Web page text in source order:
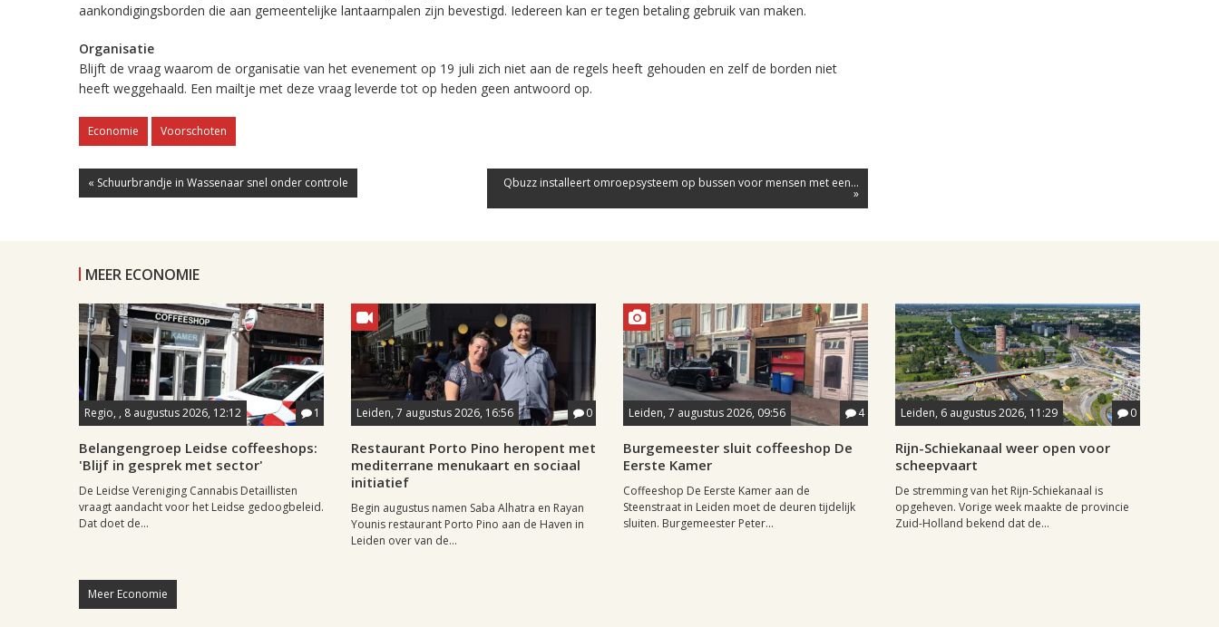
aankondigingsborden die aan gemeentelijke lantaarnpalen zijn bevestigd. Iedereen kan er tegen betaling gebruik van maken.
Organisatie
Blijft de vraag waarom de organisatie van het evenement op 19 juli zich niet aan de regels heeft gehouden en zelf de borden niet
heeft weggehaald. Een mailtje met deze vraag leverde tot op heden geen antwoord op.
Economie Voorschoten
« Schuurbrandje in Wassenaar snel onder controle Qbuzz installeert omroepsysteem op bussen voor mensen met een...
»
MEER ECONOMIE
Regio, , 8 augustus 2026, 12:12 1
Belangengroep Leidse coffeeshops:
'Blijf in gesprek met sector'
De Leidse Vereniging Cannabis Detaillisten
vraagt aandacht voor het Leidse gedoogbeleid.
Dat doet de...
Leiden, 7 augustus 2026, 16:56 0
Restaurant Porto Pino heropent met
mediterrane menukaart en sociaal
initiatief
Begin augustus namen Saba Alhatra en Rayan
Younis restaurant Porto Pino aan de Haven in
Leiden over van de...
Leiden, 7 augustus 2026, 09:56 4
Burgemeester sluit coffeeshop De
Eerste Kamer
Coffeeshop De Eerste Kamer aan de
Steenstraat in Leiden moet de deuren tijdelijk
sluiten. Burgemeester Peter...
Leiden, 6 augustus 2026, 11:29 0
Rijn-Schiekanaal weer open voor
scheepvaart
De stremming van het Rijn-Schiekanaal is
opgeheven. Vorige week maakte de provincie
Zuid-Holland bekend dat de...
Meer Economie